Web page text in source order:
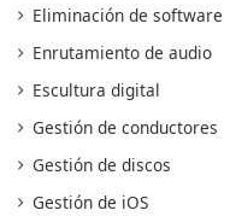
Eliminación de software
Enrutamiento de audio
Escultura digital
Gestión de conductores
Gestión de discos
Gestión de iOS